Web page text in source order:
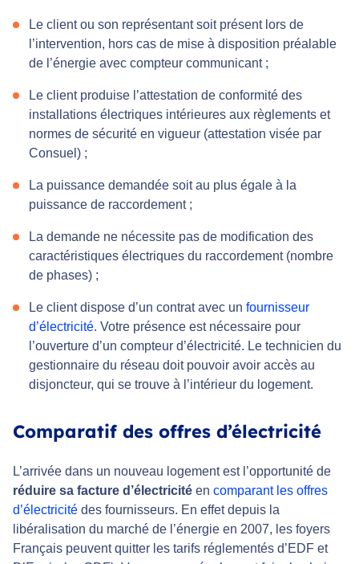
Le client ou son représentant soit présent lors de
l’intervention, hors cas de mise à disposition préalable
de l’énergie avec compteur communicant ;
Le client produise l’attestation de conformité des
installations électriques intérieures aux règlements et
normes de sécurité en vigueur (attestation visée par
Consuel) ;
La puissance demandée soit au plus égale à la
puissance de raccordement ;
La demande ne nécessite pas de modification des
caractéristiques électriques du raccordement (nombre
de phases) ;
Le client dispose d’un contrat avec un fournisseur
d’électricité. Votre présence est nécessaire pour
l’ouverture d’un compteur d’électricité. Le technicien du
gestionnaire du réseau doit pouvoir avoir accès au
disjoncteur, qui se trouve à l’intérieur du logement.
Comparatif des offres d’électricité
L’arrivée dans un nouveau logement est l’opportunité de
réduire sa facture d’électricité en comparant les offres
d’électricité des fournisseurs. En effet depuis la
libéralisation du marché de l’énergie en 2007, les foyers
Français peuvent quitter les tarifs réglementés d’EDF et